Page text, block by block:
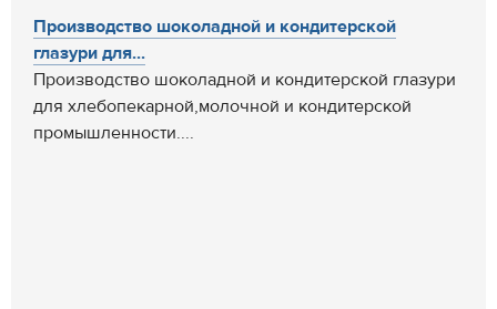
Производство шоколадной и кондитерской
глазури для...
Производство шоколадной и кондитерской глазури
для хлебопекарной,молочной и кондитерской
промышленности....